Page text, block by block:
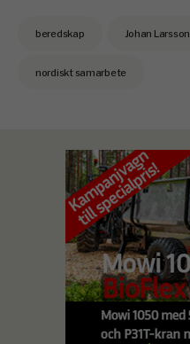
beredskap Johan Larsson
nordiskt samarbete